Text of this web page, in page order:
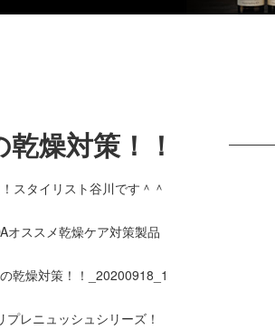
燥対策！！
スタイリスト谷川です＾＾
オススメ乾燥ケア対策製品
プレニュッシュシリーズ！